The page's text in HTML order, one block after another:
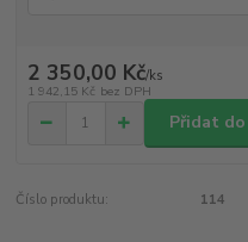
2 350,00 Kč/ks
1 942,15 Kč bez DPH
Přidat
Číslo produktu: 114